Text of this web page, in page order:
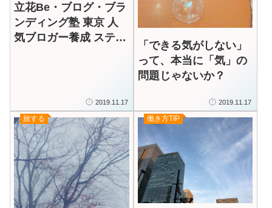
立花Be・ブログ・ブラ
ンディング塾 東京 人
気ブロガー養成 ステッ
2019.11.17
「できる気がしない」
って、本当に「気」の
問題じゃないか？
2019.11.17
旅する 働き方TIP